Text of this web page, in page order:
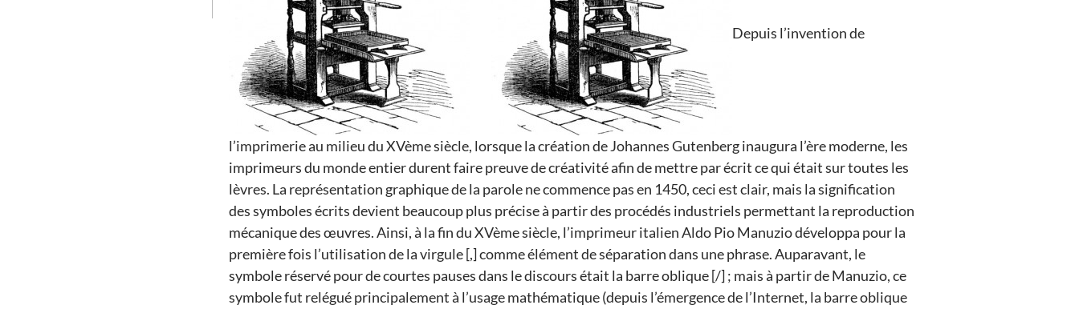
Depuis l’invention de
l’imprimerie au milieu du XVème siècle, lorsque la création de Johannes Gutenberg inaugura l’ère moderne, les
imprimeurs du monde entier durent faire preuve de créativité afin de mettre par écrit ce qui était sur toutes les
lèvres. La représentation graphique de la parole ne commence pas en 1450, ceci est clair, mais la signification
des symboles écrits devient beaucoup plus précise à partir des procédés industriels permettant la reproduction
mécanique des œuvres. Ainsi, à la fin du XVème siècle, l’imprimeur italien Aldo Pio Manuzio développa pour la
première fois l’utilisation de la virgule [,] comme élément de séparation dans une phrase. Auparavant, le
symbole réservé pour de courtes pauses dans le discours était la barre oblique [/] ; mais à partir de Manuzio, ce
symbole fut relégué principalement à l’usage mathématique (depuis l’émergence de l’Internet, la barre oblique